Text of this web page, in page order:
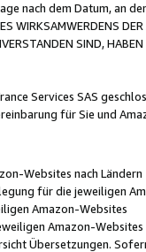
nach dem Datum, an
WIRKSAMWERDENS
SIND,
Services SAS
für Sie und
Websites nach Ländern
für die jeweiligen
Amazon-Websites
Amazon-Websites
Übersetzungen.